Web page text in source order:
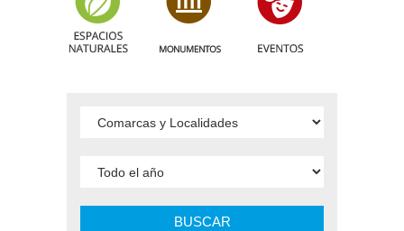
BUSCAR